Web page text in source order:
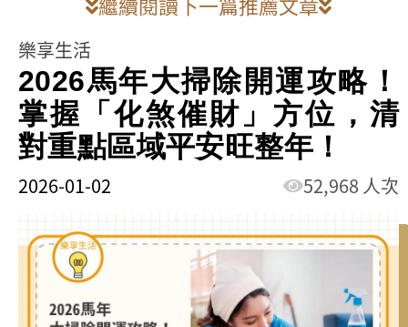
樂享生活
2026馬年大掃除開運攻略！
掌握「化煞催財」方位，清
對重點區域平安旺整年！
2026-01-02 52,968 人次